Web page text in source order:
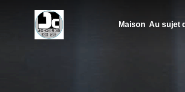
Maison Au sujet